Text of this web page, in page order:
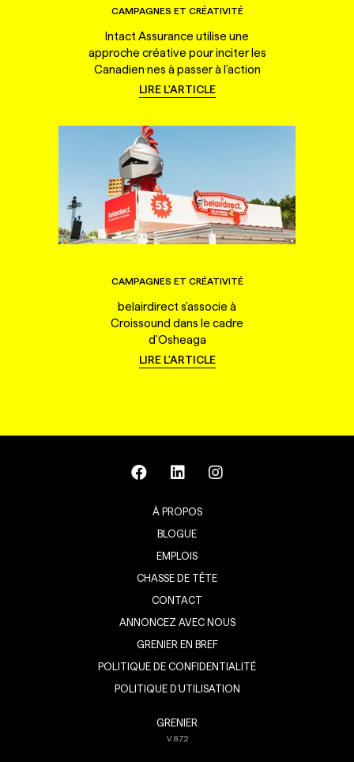
CAMPAGNES ET CRÉATIVITÉ
Intact Assurance utilise une
approche créative pour inciter les
Canadien·nes à passer à l'action
LIRE L'ARTICLE
CAMPAGNES ET CRÉATIVITÉ
belairdirect s'associe à
Croissound dans le cadre
d'Osheaga
LIRE L'ARTICLE
À PROPOS
BLOGUE
EMPLOIS
CHASSE DE TÊTE
CONTACT
ANNONCEZ AVEC NOUS
GRENIER EN BREF
POLITIQUE DE CONFIDENTIALITÉ
POLITIQUE D’UTILISATION
GRENIER
V8.7.2